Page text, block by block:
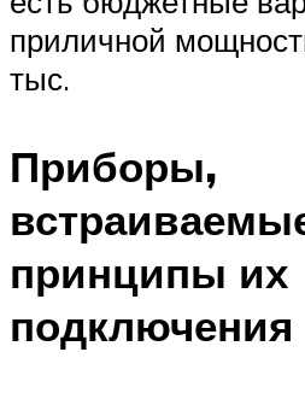
приличной
тыс.
Приборы,
принципы их
подключения